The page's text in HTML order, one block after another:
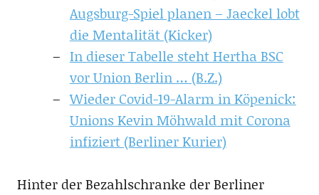
Augsburg-Spiel planen – Jaeckel lobt
die Mentalität (Kicker)
In dieser Tabelle steht Hertha BSC
vor Union Berlin … (B.Z.)
Wieder Covid-19-Alarm in Köpenick:
Unions Kevin Möhwald mit Corona
infiziert (Berliner Kurier)
Hinter der Bezahlschranke der Berliner